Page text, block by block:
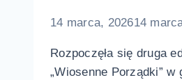
14 marca, 202614
Rozpoczęła się druga
„Wiosenne Porządki” w